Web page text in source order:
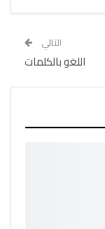
التالي
اللغو بالكلمات